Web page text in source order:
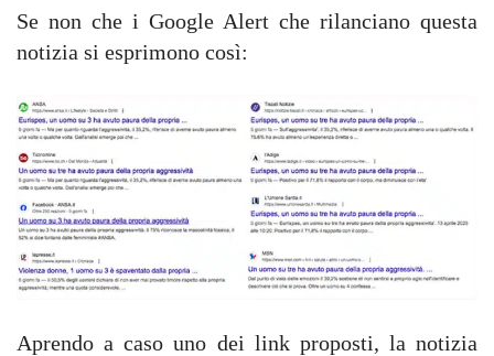
Se non che i Google Alert che rilanciano questa
notizia si esprimono così:
Aprendo a caso uno dei link proposti, la notizia